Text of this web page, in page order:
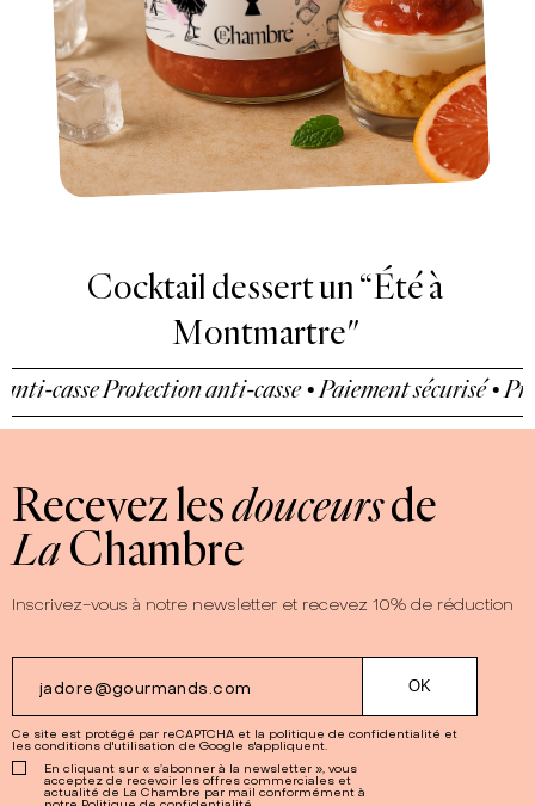
Fondant au chocolat coeur
Framboise & Passion
Protection anti-casse • Paiement sécurisé •
Recevez lesdouceursde
LaChambre
Inscrivez-vous à notre newsletter et recevez 10% de réduction
Ce site est protégé par reCAPTCHA et la politique de confidentialité et
les conditions d'utilisation de Google s'appliquent.
En cliquant sur « s’abonner à la newsletter », vous
acceptez de recevoir les offres commerciales et
actualité de La Chambre par mail conformément à